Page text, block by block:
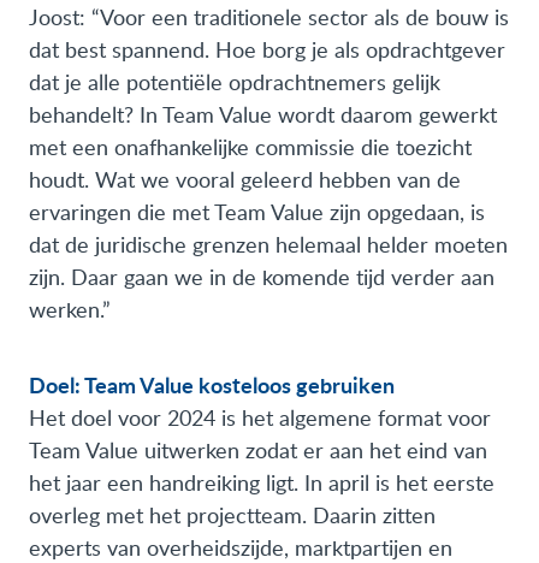
Joost: “Voor een traditionele sector als de bouw is
dat best spannend. Hoe borg je als opdrachtgever
dat je alle potentiële opdrachtnemers gelijk
behandelt? In Team Value wordt daarom gewerkt
met een onafhankelijke commissie die toezicht
houdt. Wat we vooral geleerd hebben van de
ervaringen die met Team Value zijn opgedaan, is
dat de juridische grenzen helemaal helder moeten
zijn. Daar gaan we in de komende tijd verder aan
werken.”
Doel: Team Value kosteloos gebruiken
Het doel voor 2024 is het algemene format voor
Team Value uitwerken zodat er aan het eind van
het jaar een handreiking ligt. In april is het eerste
overleg met het projectteam. Daarin zitten
experts van overheidszijde, marktpartijen en